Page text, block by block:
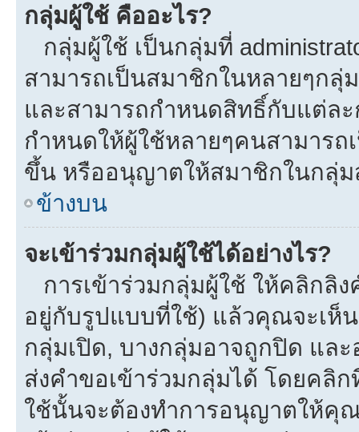
กลุ่มผู้ใช้ คืออะไร?
กลุ่มผู้ใช้ เป็นกลุ่มที่
สามารถเป็นสมาชิกในหลายๆก
และสามารถกำหนดสิทธิ์กับแต่ละ
กำหนดให้ผู้ใช้หลายๆคนสามารถ
ขึ้น หรืออนุญาตให้สมาชิกในกลุ่ม
ข้างบน
จะเข้าร่วมกลุ่มผู้ใช้ได้อย่างไร?
การเข้าร่วมกลุ่มผู้ใช้ ให้คลิกลิ
อยู่กับรูปแบบที่ใช้) แล้วคุณจะเห็
กลุ่มเปิด, บางกลุ่มอาจถูกปิด แล
ส่งคำขอเข้าร่วมกลุ่มได้ โดยคลิ
ใช้นั้นจะต้องทำการอนุญาตให้คุณ